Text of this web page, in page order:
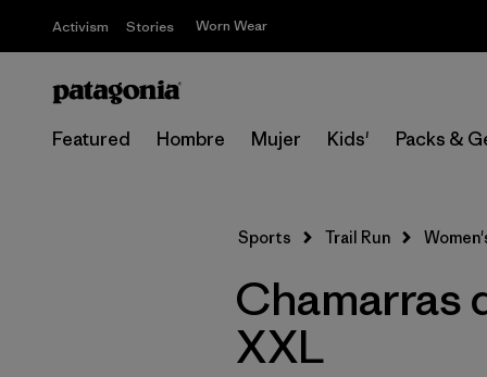
Activism Stories Worn Wear
Featured Hombre Mujer Kids' Packs &
Sports Trail Run
Chamarras
XXL